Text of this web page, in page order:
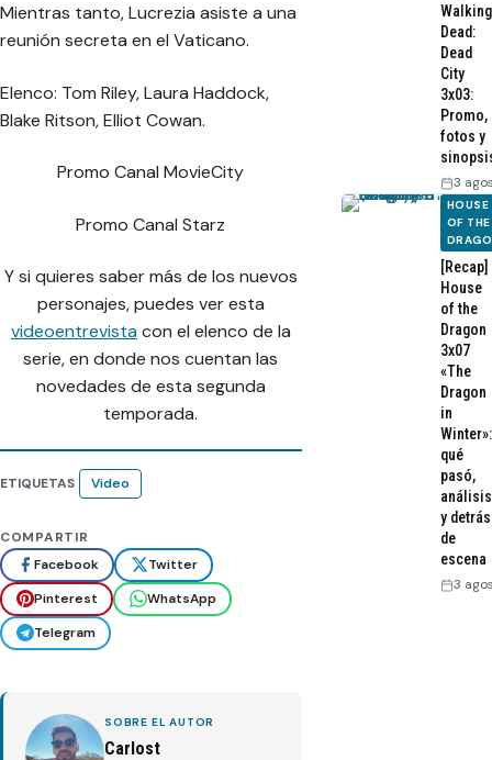
Mientras tanto, Lucrezia asiste a una
reunión secreta en el Vaticano.
Elenco: Tom Riley, Laura Haddock,
Blake Ritson, Elliot Cowan.
Promo Canal MovieCity
Promo Canal Starz
Y si quieres saber más de los nuevos
personajes, puedes ver esta
videoentrevistacon el elenco de la
serie, en donde nos cuentan las
novedades de esta segunda
temporada.
ETIQUETAS Video
COMPARTIR
Facebook
Twitter
Pinterest
WhatsApp
Telegram
SOBRE EL AUTOR
Carlost
Walking
Dead:
Dead
City
3x03:
Promo,
fotos y
3
HOUSE
OF THE
[Recap]
House
of the
Dragon
3x07
«The
Dragon
in
Winter»:
qué
pasó,
análisis
y detrás
de
escena
3